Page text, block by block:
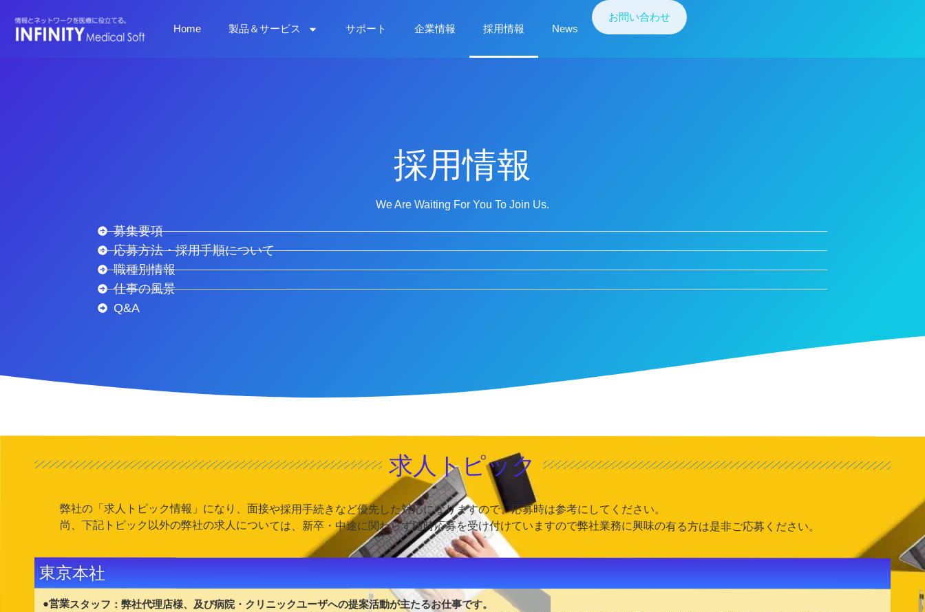
Home 製品＆サービス サポート 企業情報 採用情報 News
お問い合わせ
採用情報
We Are Waiting For You To Join Us.​
募集要項
応募方法・採用手順について
職種別情報
仕事の風景
Q&A
求人トピック
弊社の「求人トピック情報」になり、面接や採用手続きなど優先した対応になりますので、応募時は参考にしてください。
尚、下記トピック以外の弊社の求人については、新卒・中途に関わらず随時応募を受け付けていますので弊社業務に興味の有る方は是非ご応募ください。
東京本社
●営業スタッフ：弊社代理店様、及び病院・クリニックユーザへの提案活動が主たるお仕事です。